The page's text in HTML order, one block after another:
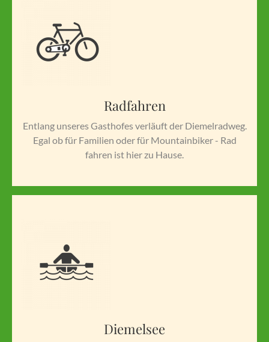
Radfahren
Entlang unseres Gasthofes verläuft der Diemelradweg.
Egal ob für Familien oder für Mountainbiker - Rad
fahren ist hier zu Hause.
Diemelsee